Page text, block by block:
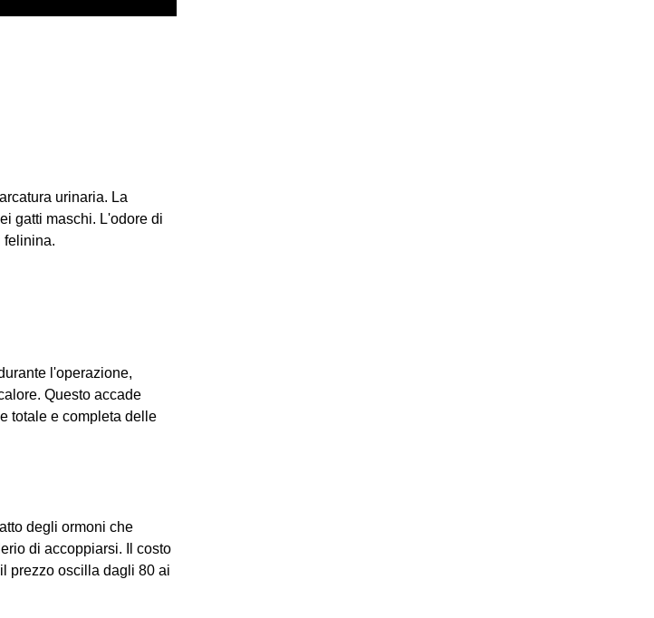
urinaria. La
gatti maschi. L'odore di
felinina.
l'operazione,
Questo accade
totale e completa delle
degli ormoni che
di accoppiarsi. Il costo
prezzo oscilla dagli 80 ai